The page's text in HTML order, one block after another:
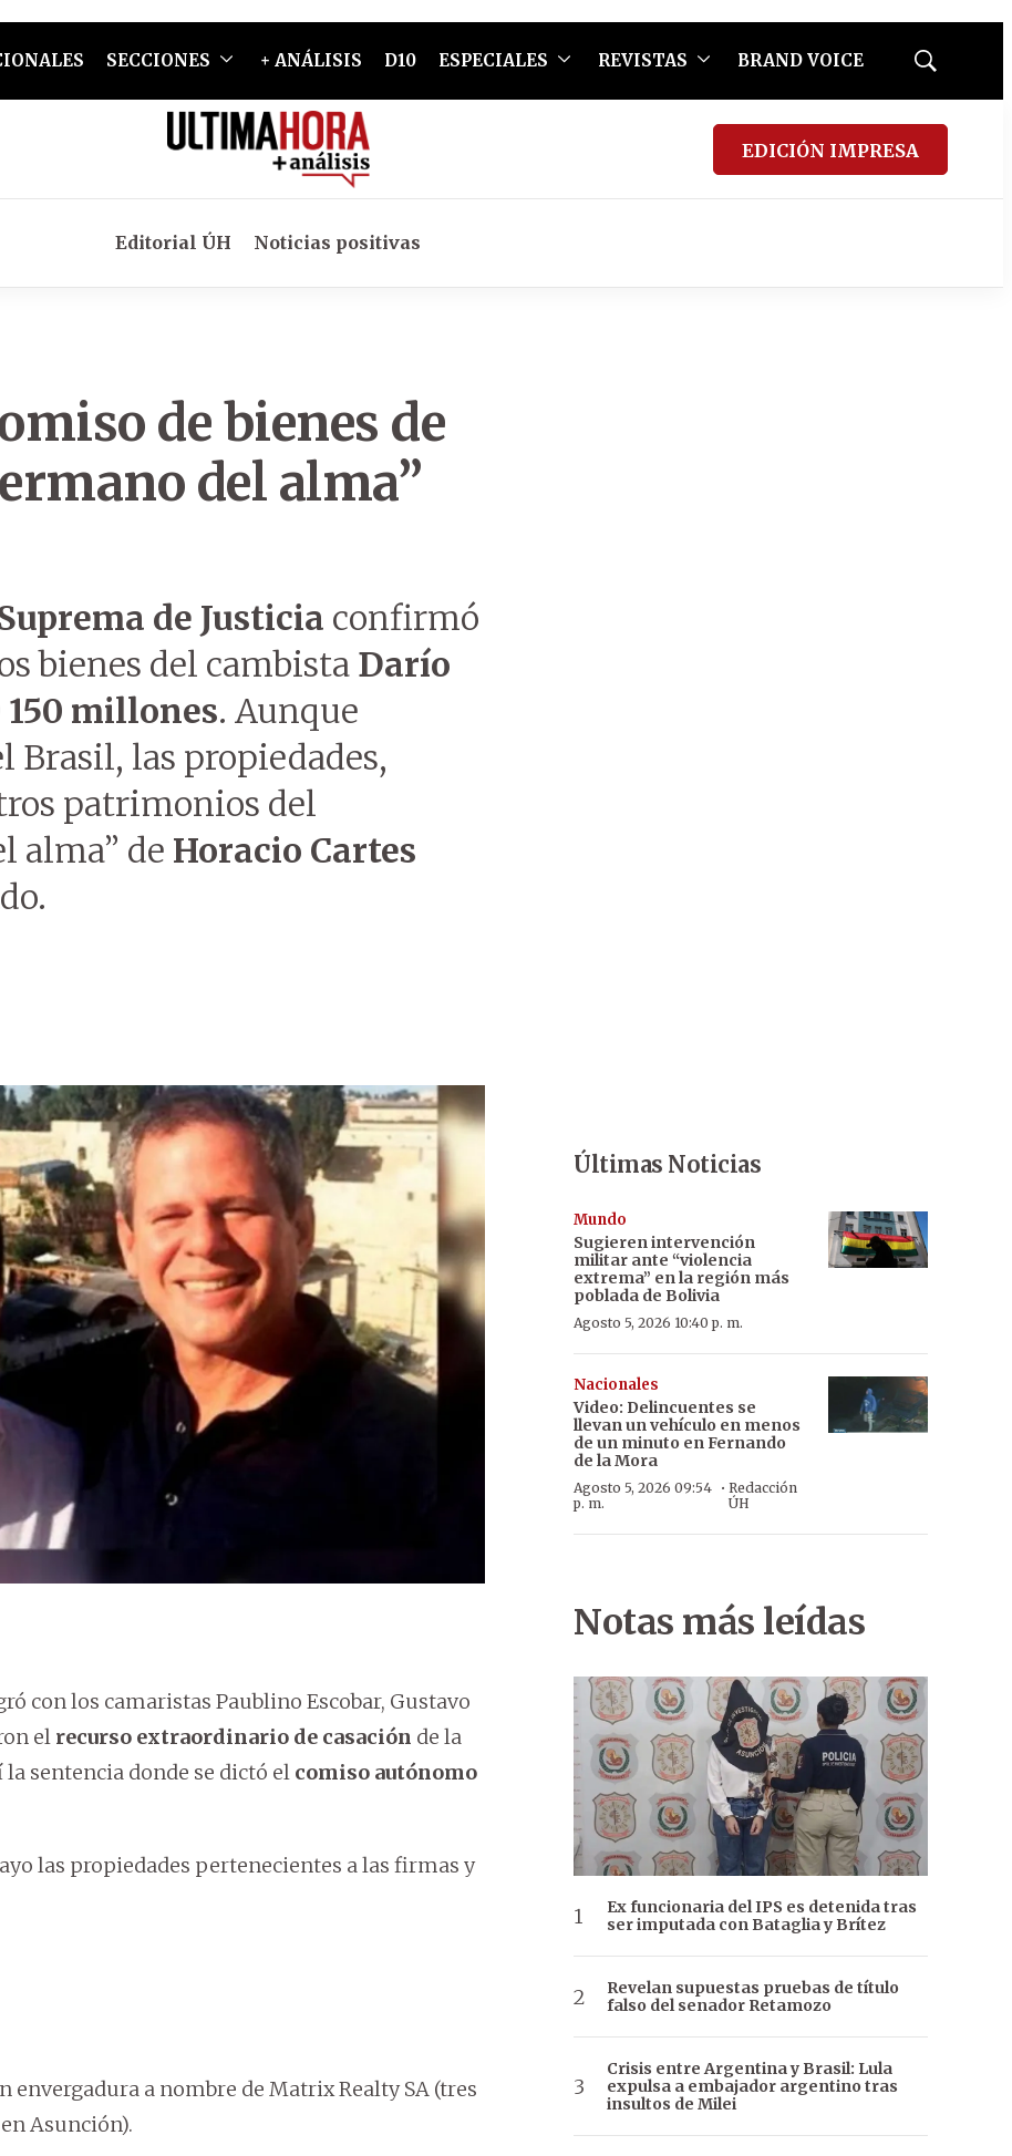
SECCIONES + ANÁLISIS D10 ESPECIALES REVISTAS BRAND VOICE
Mostrar
EDICIÓN IMPRESA
Editorial ÚH Noticias positivas
de bienes de
del alma”
de Justicia confirmó
bienes del cambista Darío
150 millones. Aunque
Brasil, las propiedades,
patrimonios del
alma” de Horacio Cartes
con los camaristas Paublino Escobar, Gustavo
el recurso extraordinario de casación de la
sentencia donde se dictó el comiso autónomo
las propiedades pertenecientes a las firmas y
a nombre de Matrix Realty SA (tres
Asunción).
Últimas Noticias
Mundo
Sugieren intervención
militar ante “violencia
extrema” en la región más
poblada de Bolivia
Agosto 5, 2026 10:40 p. m.
Nacionales
Video: Delincuentes se
llevan un vehículo en menos
de un minuto en Fernando
de la Mora
Agosto 5, 2026 09:54
p. m.
· Redacción
ÚH
Notas más leídas
Ex funcionaria del IPS es detenida tras
ser imputada con Bataglia y Brítez
Revelan supuestas pruebas de título
falso del senador Retamozo
Crisis entre Argentina y Brasil: Lula
expulsa a embajador argentino tras
insultos de Milei